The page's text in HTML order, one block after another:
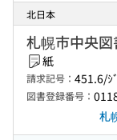
北日本
札幌市中央
紙
請求記号： 451.6/ｼ
図書登録番号：
札